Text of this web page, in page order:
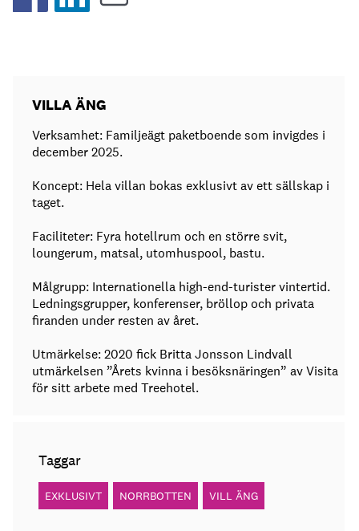
VILLA ÄNG
Verksamhet: Familjeägt paketboende som invigdes i
december 2025.
Koncept: Hela villan bokas exklusivt av ett sällskap i
taget.
Faciliteter: Fyra hotellrum och en större svit,
loungerum, matsal, utomhuspool, bastu.
Målgrupp: Internationella high-end-turister vintertid.
Ledningsgrupper, konferenser, bröllop och privata
firanden under resten av året.
Utmärkelse: 2020 fick Britta Jonsson Lindvall
utmärkelsen ”Årets kvinna i besöksnäringen” av Visita
för sitt arbete med Treehotel.
Taggar
EXKLUSIVT NORRBOTTEN VILL ÄNG